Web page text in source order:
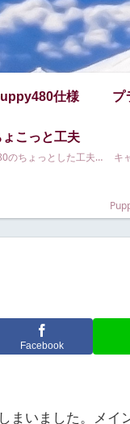
仕様 プ
ょこっと工夫
Puppy480のちょっとした工夫です
キ
Facebook
まいました。メイ